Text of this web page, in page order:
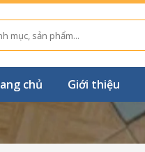
chủ Giới thiệu